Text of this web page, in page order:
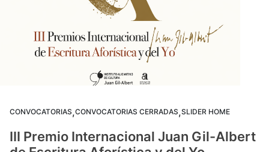
CONVOCATORIAS,CONVOCATORIAS CERRADAS,SLIDER HOME
III Premio Internacional Juan Gil-Albert